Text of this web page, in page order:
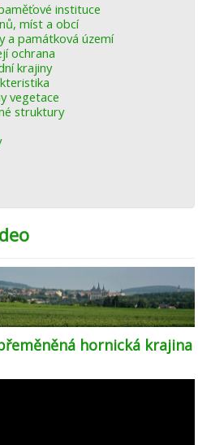
instituce
míst a obcí
a památková území
ochrana
krajiny
vegetace
struktury
hornická krajina